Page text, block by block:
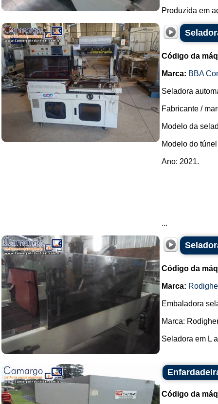
Produzida em
Código da
Marca: BBA
Seladora
Fabricante /
Modelo da
Modelo do
Ano: 2021.
...
Código da
Marca:
Embaladora
Marca:
Seladora em L
Código da